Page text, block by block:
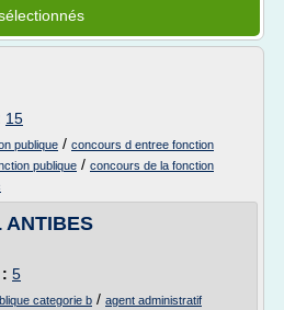
15
publique / concours d entree fonction
publique / concours de la fonction
ANTIBES
5
categorie b / agent administratif